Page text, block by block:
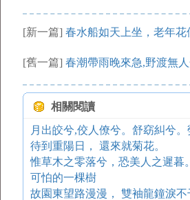
[新一篇] 春水船如天上坐，老年花
[舊一篇] 春潮帶雨晚來急,野渡無
相關閱讀
月出皎兮,佼人僚兮。舒窈糾兮。
待到重陽日， 還來就菊花。
惟草木之零落兮，恐美人之遲暮。
可怕的一棵樹
故園東望路漫漫， 雙袖龍鐘淚不